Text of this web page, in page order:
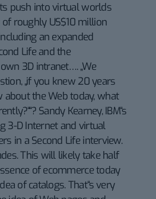
push into virtual worlds
roughly US$10 million
an expanded
Life and the
3D intranet…. „We
„if you knew 20 years
the Web today, what
Sandy Kearney, IBM“s
3-D Internet and virtual
in a Second Life interview.
This will likely take half
essence of ecommerce today
of catalogs. That“s very